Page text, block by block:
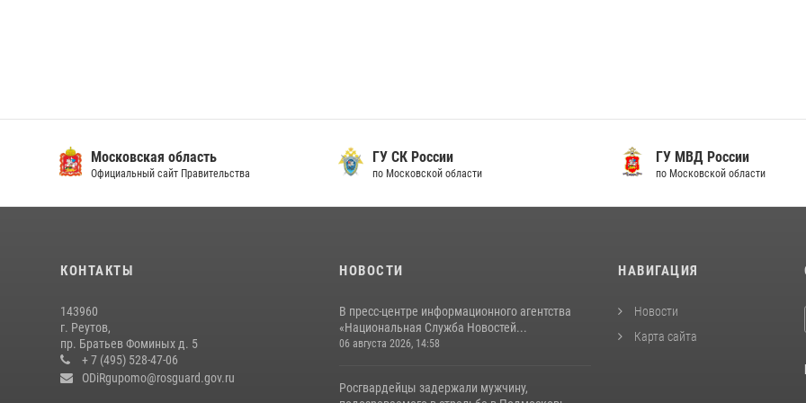
Московская область
Официальный сайт Правительства
ГУ СК России
по Московской области
ГУ МВД России
по Московской области
КОНТАКТЫ
143960
г. Реутов,
пр. Братьев Фоминых д. 5
+ 7 (495) 528-47-06
ODiRgupomo@rosguard.gov.ru
НОВОСТИ
В пресс-центре информационного агентства
«Национальная Служба Новостей...
06 августа 2026, 14:58
Росгвардейцы задержали мужчину,
НАВИГАЦИЯ
Новости
Карта сайта